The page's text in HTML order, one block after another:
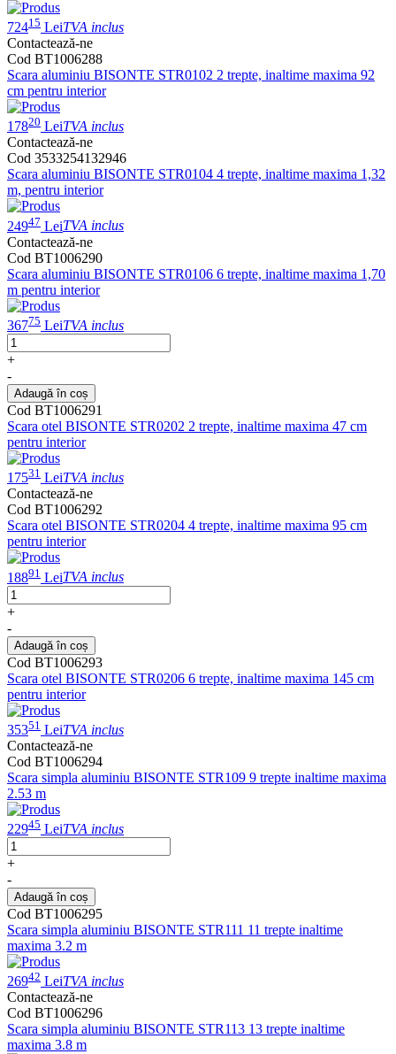
72415 LeiTVA inclus
Contactează-ne
Cod BT1006288
Scara aluminiu BISONTE STR0102 2 trepte, inaltime maxima 92
cm pentru interior
17820 LeiTVA inclus
Contactează-ne
Cod 3533254132946
Scara aluminiu BISONTE STR0104 4 trepte, inaltime maxima 1,32
m, pentru interior
24947 LeiTVA inclus
Contactează-ne
Cod BT1006290
Scara aluminiu BISONTE STR0106 6 trepte, inaltime maxima 1,70
m pentru interior
36775 LeiTVA inclus
+
-
Adaugă în coș
Cod BT1006291
Scara otel BISONTE STR0202 2 trepte, inaltime maxima 47 cm
pentru interior
17531 LeiTVA inclus
Contactează-ne
Cod BT1006292
Scara otel BISONTE STR0204 4 trepte, inaltime maxima 95 cm
pentru interior
18891 LeiTVA inclus
+
-
Adaugă în coș
Cod BT1006293
Scara otel BISONTE STR0206 6 trepte, inaltime maxima 145 cm
pentru interior
35351 LeiTVA inclus
Contactează-ne
Cod BT1006294
Scara simpla aluminiu BISONTE STR109 9 trepte inaltime maxima
2.53 m
22945 LeiTVA inclus
+
-
Adaugă în coș
Cod BT1006295
Scara simpla aluminiu BISONTE STR111 11 trepte inaltime
maxima 3.2 m
26942 LeiTVA inclus
Contactează-ne
Cod BT1006296
Scara simpla aluminiu BISONTE STR113 13 trepte inaltime
maxima 3.8 m